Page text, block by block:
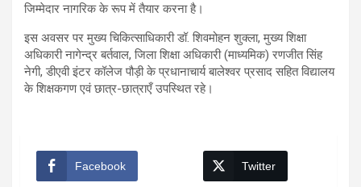
जिम्मेदार नागरिक के रूप में तैयार करना है।
इस अवसर पर मुख्य चिकित्साधिकारी डॉ. शिवमोहन शुक्ला, मुख्य शिक्षा
अधिकारी नागेन्द्र बर्तवाल, जिला शिक्षा अधिकारी (माध्यमिक) रणजीत सिंह
नेगी, डीएवी इंटर कॉलेज पौड़ी के प्रधानाचार्य बालेश्वर प्रसाद सहित विद्यालय
के शिक्षकगण एवं छात्र-छात्राएँ उपस्थित रहे।
Facebook Twitter